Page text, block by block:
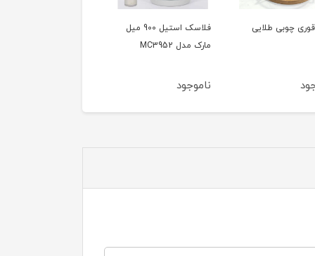
قوری چوبی طلایی
فلاسک استیل 900 میل
مارک مدل MC3952
ناموجود